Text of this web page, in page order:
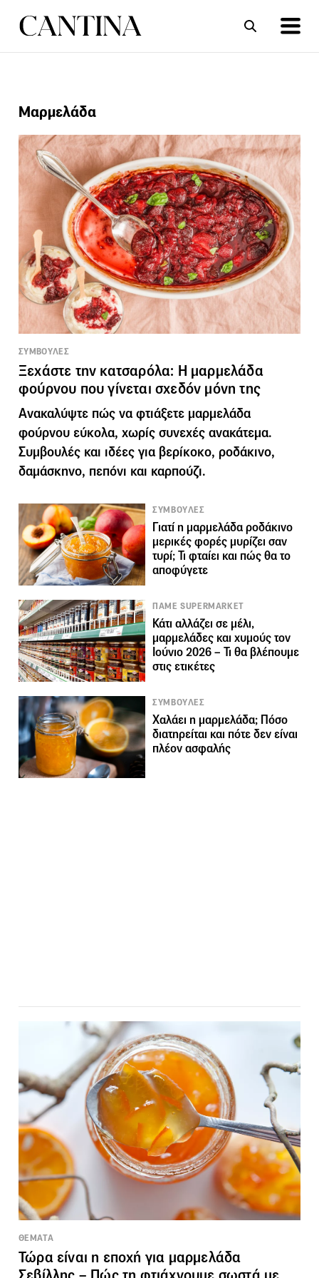
ΣΥΝΤΑΓΕΣ
Μαρμελάδα
ΣΥΜΒΟΥΛΕΣ
Ξεχάστε την κατσαρόλα: Η μαρμελάδα
φούρνου που γίνεται σχεδόν μόνη της
Ανακαλύψτε πώς να φτιάξετε μαρμελάδα
φούρνου εύκολα, χωρίς συνεχές ανακάτεμα.
Συμβουλές και ιδέες για βερίκοκο, ροδάκινο,
δαμάσκηνο, πεπόνι και καρπούζι.
ΣΥΜΒΟΥΛΕΣ
Γιατί η μαρμελάδα ροδάκινο
μερικές φορές μυρίζει σαν
τυρί; Τι φταίει και πώς θα το
αποφύγετε
ΠΑΜΕ SUPERMARKET
Κάτι αλλάζει σε μέλι,
μαρμελάδες και χυμούς τον
Ιούνιο 2026 – Τι θα βλέπουμε
στις ετικέτες
ΣΥΜΒΟΥΛΕΣ
Χαλάει η μαρμελάδα; Πόσο
διατηρείται και πότε δεν είναι
πλέον ασφαλής
ΘΕΜΑΤΑ
Τώρα είναι η εποχή για μαρμελάδα